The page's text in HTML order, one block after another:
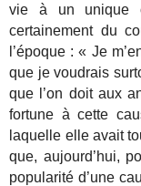
vie à un unique
certainement du
l’époque : « Je
que je voudrais
que l’on doit aux
fortune à cette
laquelle elle avait
que, aujourd’hui,
popularité d’une